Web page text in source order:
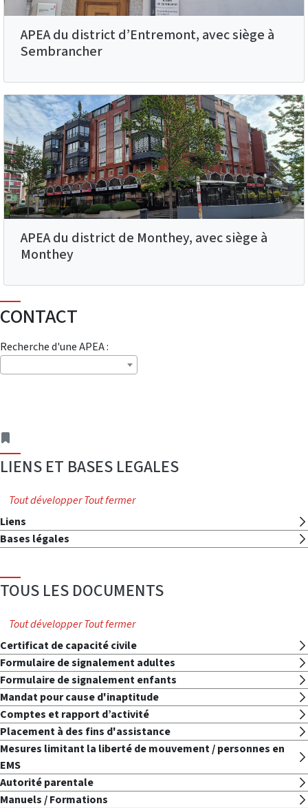
APEA du district d’Entremont, avec siège à
Sembrancher
APEA du district de Monthey, avec siège à
Monthey
CONTACT
Recherche d'une APEA :
LIENS ET BASES LEGALES
Tout développerTout fermer
Liens
Bases légales
TOUS LES DOCUMENTS
Tout développerTout fermer
Certificat de capacité civile
Formulaire de signalement adultes
Formulaire de signalement enfants
Mandat pour cause d'inaptitude
Comptes et rapport d’activité
Placement à des fins d'assistance
Mesures limitant la liberté de mouvement / personnes en
EMS
Autorité parentale
Manuels / Formations